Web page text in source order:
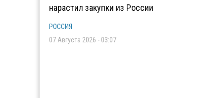
нарастил закупки из России
РОССИЯ
07 Августа 2026 - 03:07